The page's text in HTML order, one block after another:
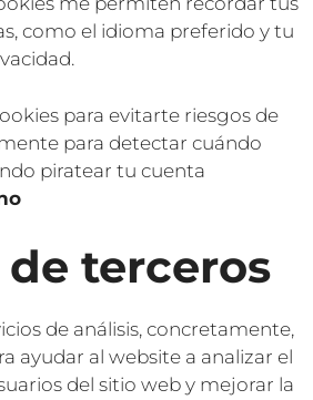
como el idioma preferido y tu
para evitarte riesgos de
para detectar cuándo
piratear tu cuenta
de terceros
de análisis, concretamente,
ayudar al website a analizar el
del sitio web y mejorar la